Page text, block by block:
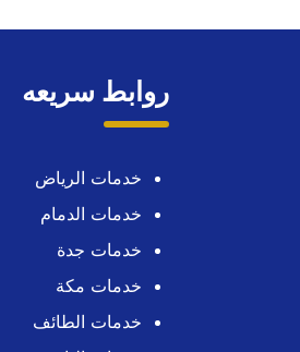
روابط سريعه
خدمات الرياض
خدمات الدمام
خدمات جدة
خدمات مكة
خدمات الطائف